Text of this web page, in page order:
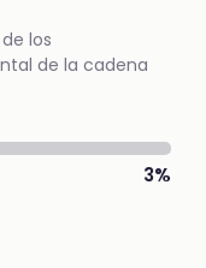
los
de la cadena
3%